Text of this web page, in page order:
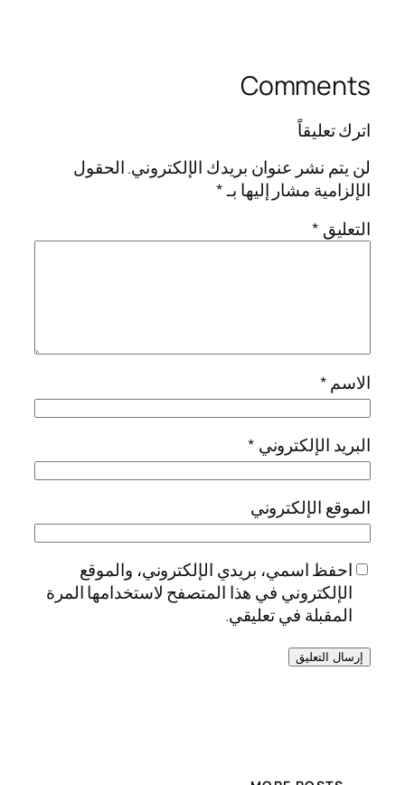
Comments
اترك تعليقاً
لن يتم نشر عنوان بريدك الإلكتروني.الحقول
الإلزامية مشار إليها بـ*
التعليق *
الاسم*
البريد الإلكتروني *
الموقع الإلكتروني
احفظ اسمي، بريدي الإلكتروني، والموقع
الإلكتروني في هذا المتصفح لاستخدامها المرة
المقبلة في تعليقي.